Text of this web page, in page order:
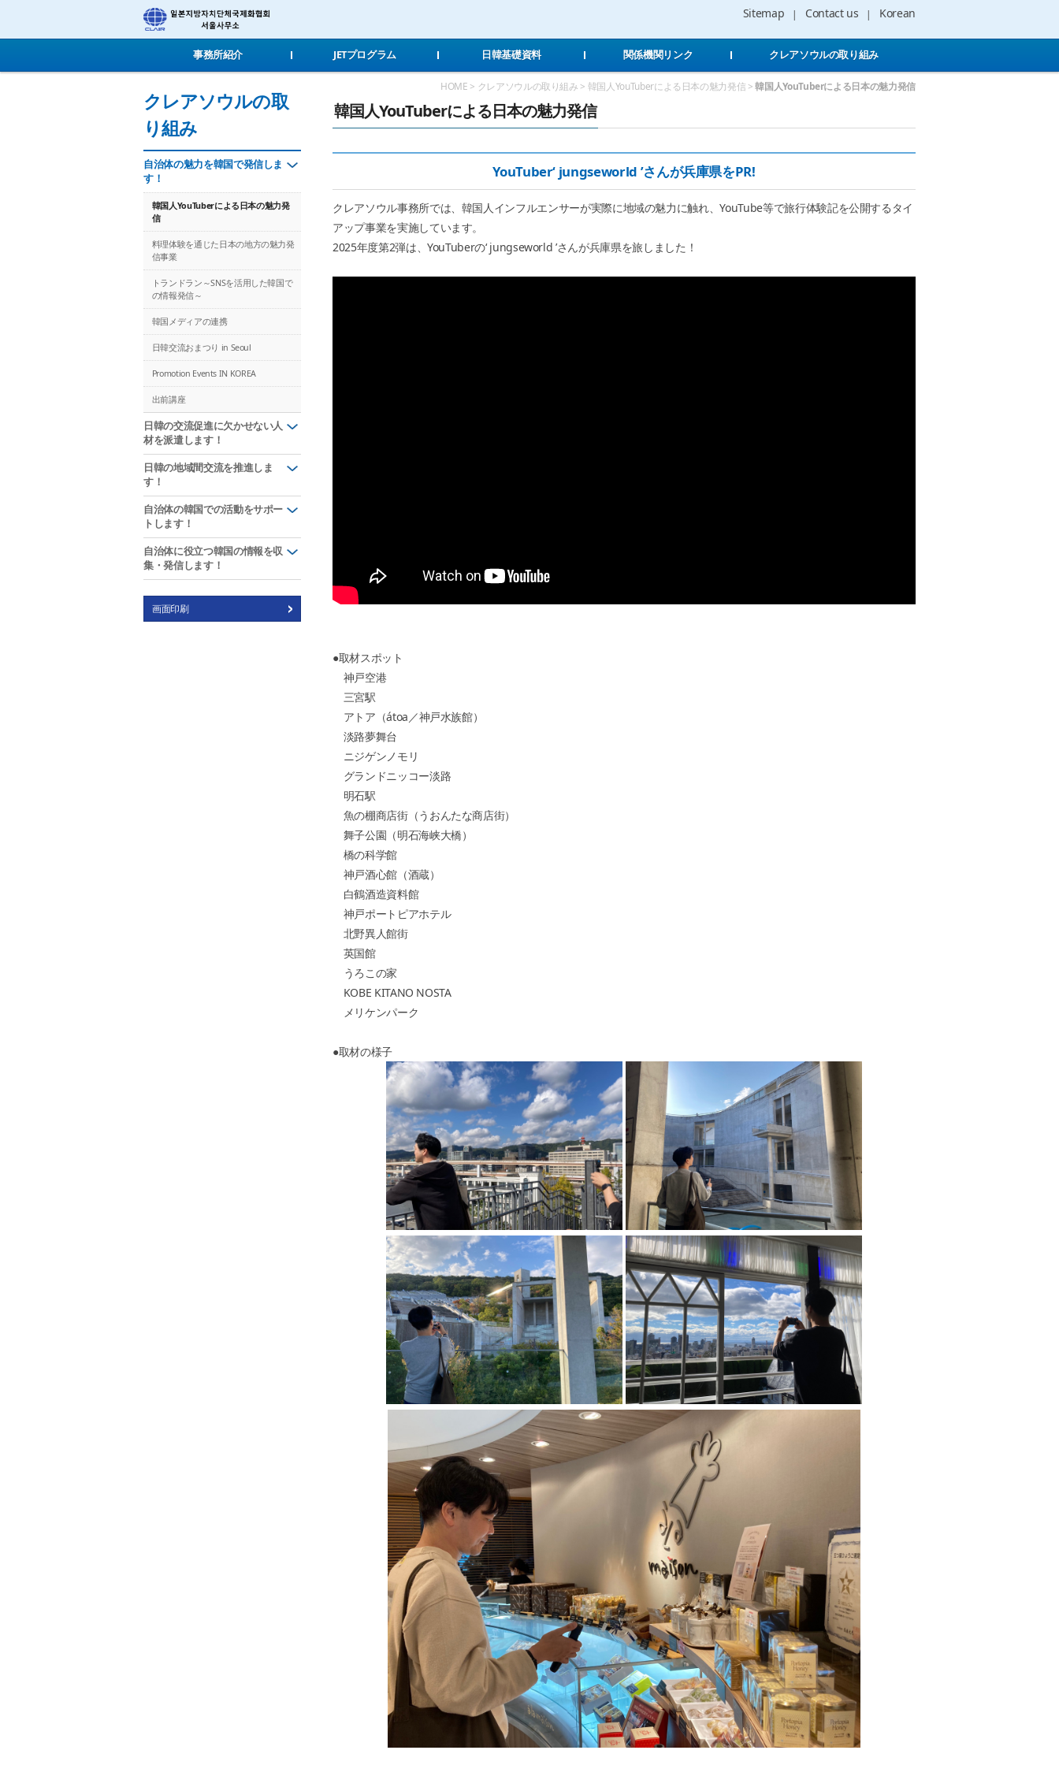
Sitemap Contact us Korean
事務所紹介 JETプログラム 日韓基礎資料 関係機関リンク クレアソウルの取り組み
クレアソウルの取
り組み
自治体の魅力を韓国で発信しま
す！
韓国人YouTuberによる日本の魅力発
信
料理体験を通じた日本の地方の魅力発
信事業
トランドラン～SNSを活用した韓国で
の情報発信～
韓国メディアの連携
日韓交流おまつり in Seoul
Promotion Events IN KOREA
出前講座
日韓の交流促進に欠かせない人
材を派遣します！
日韓の地域間交流を推進しま
す！
自治体の韓国での活動をサポー
トします！
自治体に役立つ韓国の情報を収
集・発信します！
画面印刷
HOME > クレアソウルの取り組み > 韓国人YouTuberによる日本の魅力発信 >韓国人YouTuberによる日本の魅力発信
韓国人YouTuberによる日本の魅力発信
YouTuber‘ jungseworld ’さんが兵庫県をPR!
クレアソウル事務所では、韓国人インフルエンサーが実際に地域の魅力に触れ、YouTube等で旅行体験記を公開するタイ
アップ事業を実施しています。
2025年度第2弾は、YouTuberの‘ jungseworld ’さんが兵庫県を旅しました！
●取材スポット
神戸空港
三宮駅
アトア（átoa／神戸水族館）
淡路夢舞台
ニジゲンノモリ
グランドニッコー淡路
明石駅
魚の棚商店街（うおんたな商店街）
舞子公園（明石海峡大橋）
橋の科学館
神戸酒心館（酒蔵）
白鶴酒造資料館
神戸ポートピアホテル
北野異人館街
英国館
うろこの家
KOBE KITANO NOSTA
メリケンパーク
●取材の様子